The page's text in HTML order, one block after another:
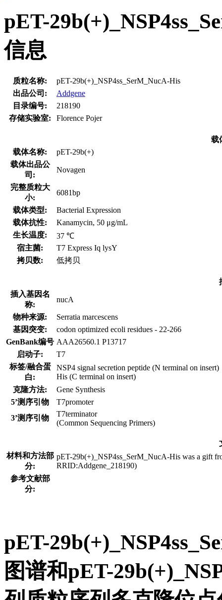
pET-
信息
质粒名称:
pET-29b(+)_NSP4ss_SerM_NucA-His
出品公司:
Addgene
目录编号:
218190
存储实验室:
Florence Pojer
载
载体名称:
pET-29b(+)
载体出品公
司:
Novagen
完整质粒大
小:
6081bp
载体类型:
Bacterial Expression
载体抗性:
Kanamycin, 50 μg/mL
生长温度:
37 ℃
宿主菌:
T7 Express Iq lysY
拷贝数:
低拷贝
插入基因名
称:
nucA
物种来源:
Serratia marcescens
基因突变:
codon optimized ecoli residues - 22-266
GenBank编号 AAA26560.1 P13717
启动子:
T7
标签/融合蛋
白:
NSP4 signal secretion peptide (N terminal on insert)
His (C terminal on insert)
克隆方法:
Gene Synthesis
5’测序引物
T7promoter
3’测序引物
T7terminator
(Common Sequencing Primers)
材料和方法部
分:
pET-29b(+)_NSP4ss_SerM_NucA-His was a gift
RRID:Addgene_218190)
参考文献部
分:
pET-
图谱和pET-